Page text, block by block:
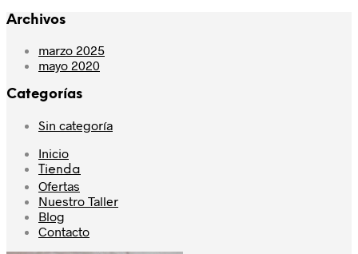
Archivos
marzo 2025
mayo 2020
Categorías
Sin categoría
Inicio
Tienda
Ofertas
Nuestro Taller
Blog
Contacto